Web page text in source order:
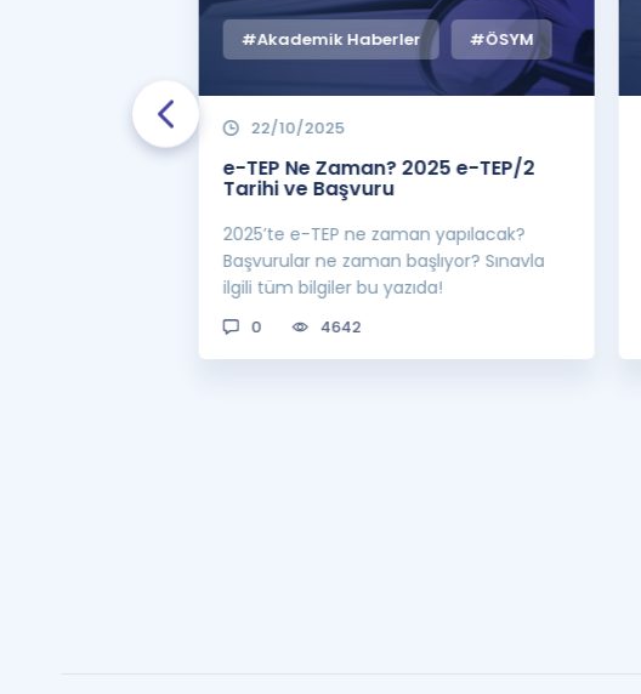
#Akademik Haberler #ÖSYM
22/10/2025
e-TEP Ne Zaman? 2025 e-TEP/2
Tarihi ve Başvuru
2025’te e-TEP ne zaman yapılacak?
Başvurular ne zaman başlıyor? Sınavla
ilgili tüm bilgiler bu yazıda!
0 4642